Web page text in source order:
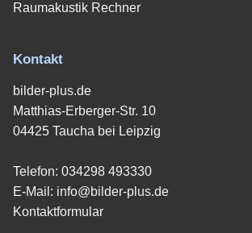
Raumakustik Rechner
Kontakt
bilder-plus.de
Matthias-Erberger-Str. 10
04425 Taucha bei Leipzig
Telefon: 034298 493330
E-Mail: info@bilder-plus.de
Kontaktformular